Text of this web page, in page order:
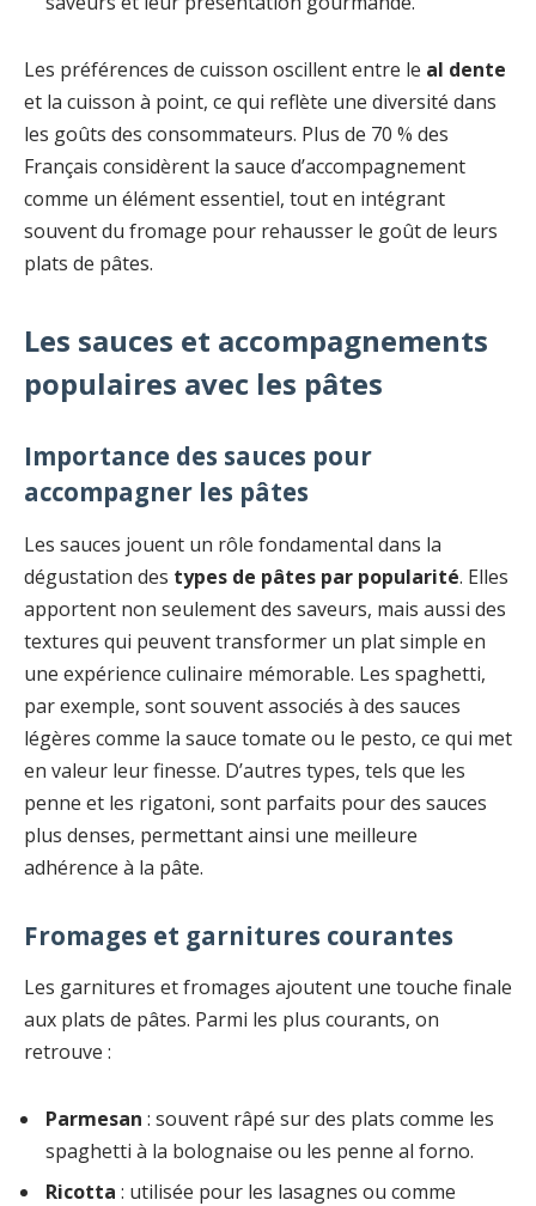
Les préférences de cuisson oscillent entre le al dente
et la cuisson à point, ce qui reflète une diversité dans
les goûts des consommateurs. Plus de 70 % des
Français considèrent la sauce d’accompagnement
comme un élément essentiel, tout en intégrant
souvent du fromage pour rehausser le goût de leurs
plats de pâtes.
Les sauces et accompagnements
populaires avec les pâtes
Importance des sauces pour
accompagner les pâtes
Les sauces jouent un rôle fondamental dans la
dégustation des types de pâtes par popularité. Elles
apportent non seulement des saveurs, mais aussi des
textures qui peuvent transformer un plat simple en
une expérience culinaire mémorable. Les spaghetti,
par exemple, sont souvent associés à des sauces
légères comme la sauce tomate ou le pesto, ce qui met
en valeur leur finesse. D’autres types, tels que les
penne et les rigatoni, sont parfaits pour des sauces
plus denses, permettant ainsi une meilleure
adhérence à la pâte.
Fromages et garnitures courantes
Les garnitures et fromages ajoutent une touche finale
aux plats de pâtes. Parmi les plus courants, on
retrouve :
Parmesan : souvent râpé sur des plats comme les
spaghetti à la bolognaise ou les penne al forno.
Ricotta : utilisée pour les lasagnes ou comme